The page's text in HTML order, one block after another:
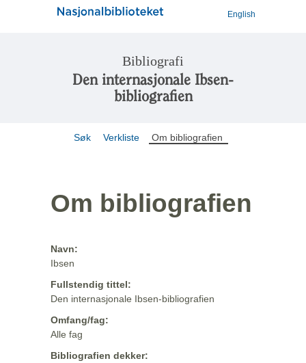
English
Bibliografi
Den internasjonale Ibsen-
bibliografien
Søk Verkliste Om bibliografien
Om bibliografien
Navn:
Ibsen
Fullstendig tittel:
Den internasjonale Ibsen-bibliografien
Omfang/fag:
Alle fag
Bibliografien dekker: